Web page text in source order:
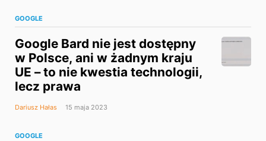
GOOGLE
Google Bard nie jest dostępny
w Polsce, ani w żadnym kraju
UE – to nie kwestia technologii,
lecz prawa
Dariusz Hałas 15 maja 2023
GOOGLE